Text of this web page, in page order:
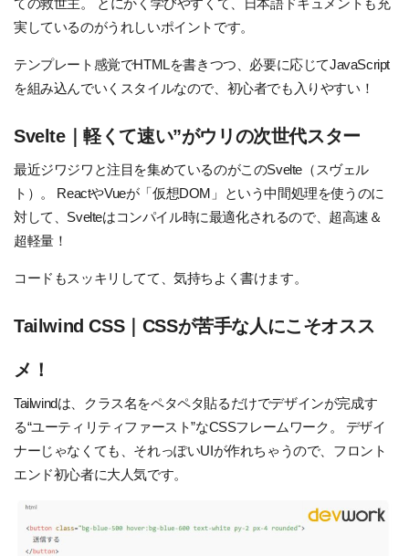
ての救世主。
とにかく学びやすくて、日本語ドキュメントも充
実しているのがうれしいポイントです。
テンプレート感覚でHTMLを書きつつ、必要に応じてJavaScript
を組み込んでいくスタイルなので、初心者でも入りやすい！
Svelte｜軽くて速い”がウリの次世代スター
最近ジワジワと注目を集めているのがこのSvelte（スヴェル
ト）。
ReactやVueが「仮想DOM」という中間処理を使うのに
対して、Svelteはコンパイル時に最適化されるので、超高速＆
超軽量！
コードもスッキリしてて、気持ちよく書けます。
Tailwind CSS｜CSSが苦手な人にこそオスス
メ！
Tailwindは、クラス名をペタペタ貼るだけでデザインが完成す
る“ユーティリティファースト”なCSSフレームワーク。
デザイ
ナーじゃなくても、それっぽいUIが作れちゃうので、フロント
エンド初心者に大人気です。